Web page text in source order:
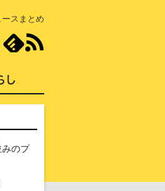
スまとめ
TwitterFacebook
みのプ